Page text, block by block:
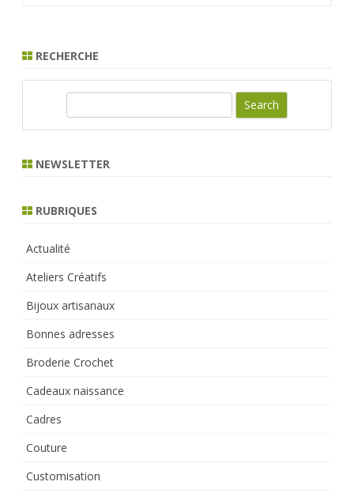
RECHERCHE
r
NEWSLETTER
RUBRIQUES
Actualité
Ateliers Créatifs
Bijoux artisanaux
Bonnes adresses
Broderie Crochet
Cadeaux naissance
Cadres
Couture
Customisation